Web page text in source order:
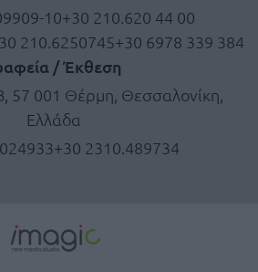
10+30 210.620 44 00
210.6250745+30 6978 339 384
/ Έκθεση
57 001 Θέρμη, Θεσσαλονίκη,
Ελλάδα
+30 2310.489734